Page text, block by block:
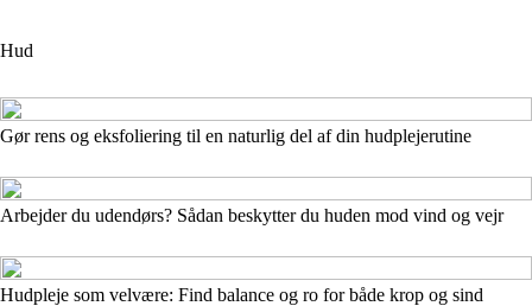
Hud
Gør rens og eksfoliering til en naturlig del af din hudplejerutine
Arbejder du udendørs? Sådan beskytter du huden mod vind og vejr
Hudpleje som velvære: Find balance og ro for både krop og sind